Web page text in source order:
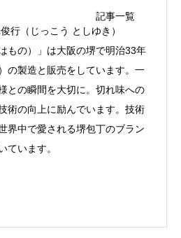
記事一覧
行（じっこう としゆき）
もの）」は大阪の堺で明治33年
の製造と販売をしています。一
との瞬間を大切に。切れ味への
術の向上に励んでいます。技術
界中で愛される堺包丁のブラン
ています。